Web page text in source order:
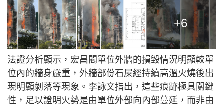
+6
法證分析顯示，宏昌閣單位外牆的損毀情況明顯較單
位內的牆身嚴重，外牆部份石屎經持續高溫火燒後出
現明顯剝落等現象。李詠文指出，這些痕跡極具關鍵
性，足以證明火勢是由單位外部向內部蔓延，而非由